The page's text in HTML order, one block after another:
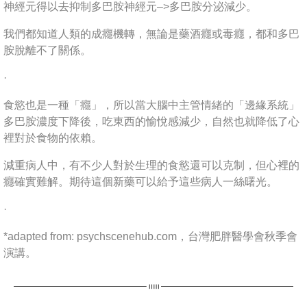
神經元得以去抑制多巴胺神經元–>多巴胺分泌減少。
我們都知道人類的成癮機轉，無論是藥酒癮或毒癮，都和多巴
胺脫離不了關係。
·
食慾也是一種「癮」，所以當大腦中主管情緒的「邊緣系統」
多巴胺濃度下降後，吃東西的愉悅感減少，自然也就降低了心
裡對於食物的依賴。
減重病人中，有不少人對於生理的食慾還可以克制，但心裡的
癮確實難解。期待這個新藥可以給予這些病人一絲曙光。
·
*adapted from: psychscenehub.com，台灣肥胖醫學會秋季會
演講。